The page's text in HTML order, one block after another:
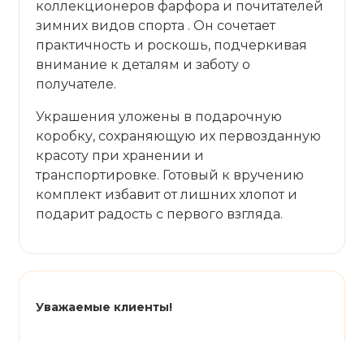
коллекционеров фарфора и почитателей
зимних видов спорта . Он сочетает
практичность и роскошь, подчеркивая
внимание к деталям и заботу о
получателе.
Украшения уложены в подарочную
коробку, сохраняющую их первозданную
красоту при хранении и
транспортировке. Готовый к вручению
комплект избавит от лишних хлопот и
подарит радость с первого взгляда.
Уважаемые клиенты!